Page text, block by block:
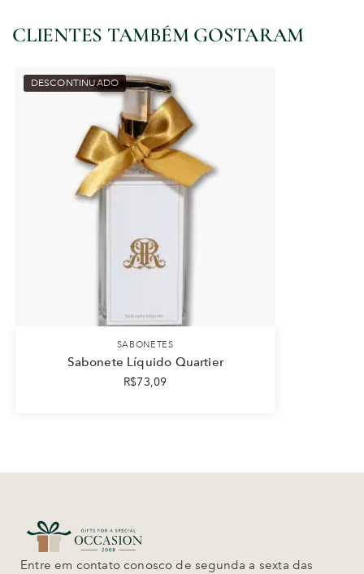
CLIENTES TAMBÉM GOSTARAM
DESCONTINUADO
SABONETES
Sabonete Líquido Quartier
R$73,09
Entre em contato conosco de segunda a sexta das